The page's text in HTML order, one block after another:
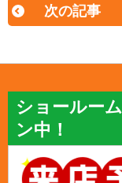
次の記事
ショールー
ン中！